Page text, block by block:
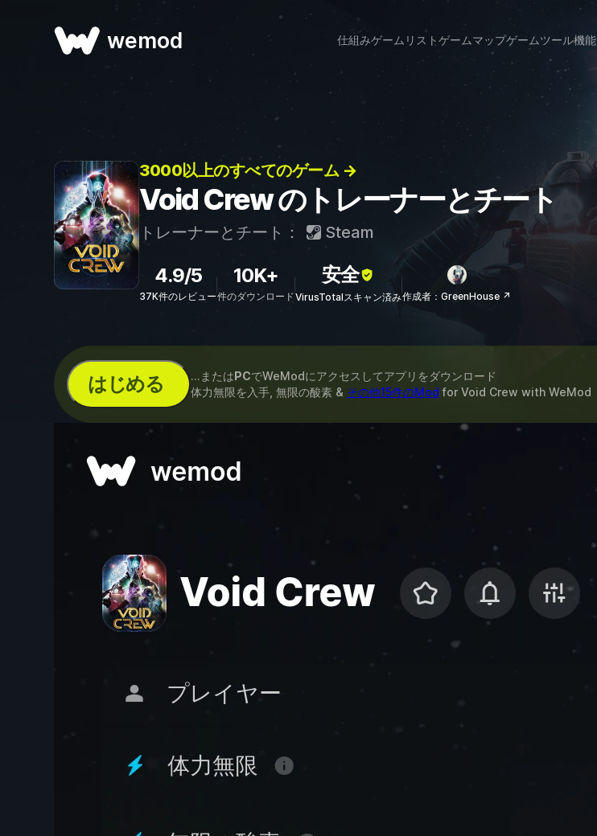
wemod 仕組みゲームリストゲームマップゲームツール機能
3000以上のすべてのゲーム →
Void Crew のトレーナーとチート
トレーナーとチート： Steam
4.9/5
37K件のレビュー
10K+
件のダウンロード
安全
VirusTotalスキャン済み作成者：GreenHouse ↗
はじめる ...またはPCでWeModにアクセスしてアプリをダウンロード
体力無限を入手, 無限の酸素 & その他15件のMod for Void Crew with WeMod